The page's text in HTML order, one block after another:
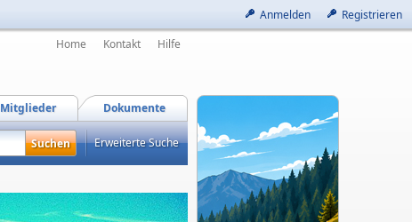
Anmelden Registrieren
Home Kontakt Hilfe
Dokumente
Mitglieder
Erweiterte Suche